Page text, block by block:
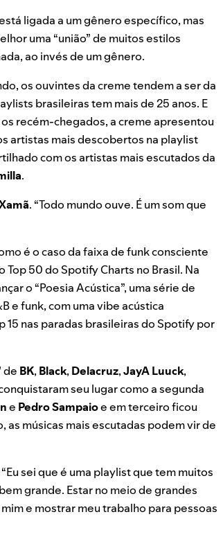
ligada a um gênero específico, mas
uma “união” de muitos estilos
ao invés de um gênero.
os ouvintes da creme tendem a ser da
brasileiras tem mais de 25 anos. E
recém-chegados, a creme apresentou
artistas mais descobertos na playlist
com os artistas mais escutados da
.
. “Todo mundo ouve. É um som que
é o caso da faixa de funk consciente
Top 50 do Spotify Charts no Brasil. Na
o “Poesia Acústica”, uma série de
e funk, com uma vibe acústica
15 nas paradas brasileiras do Spotify por
de BK, Black, Delacruz,JayA Luuck,
seu lugar como a segunda
e Pedro Sampaioe em terceiro ficou
as músicas mais escutadas podem vir de
“Eu sei que é uma playlist que tem muitos
grande. Estar no meio de grandes
e mostrar meu trabalho para pessoas